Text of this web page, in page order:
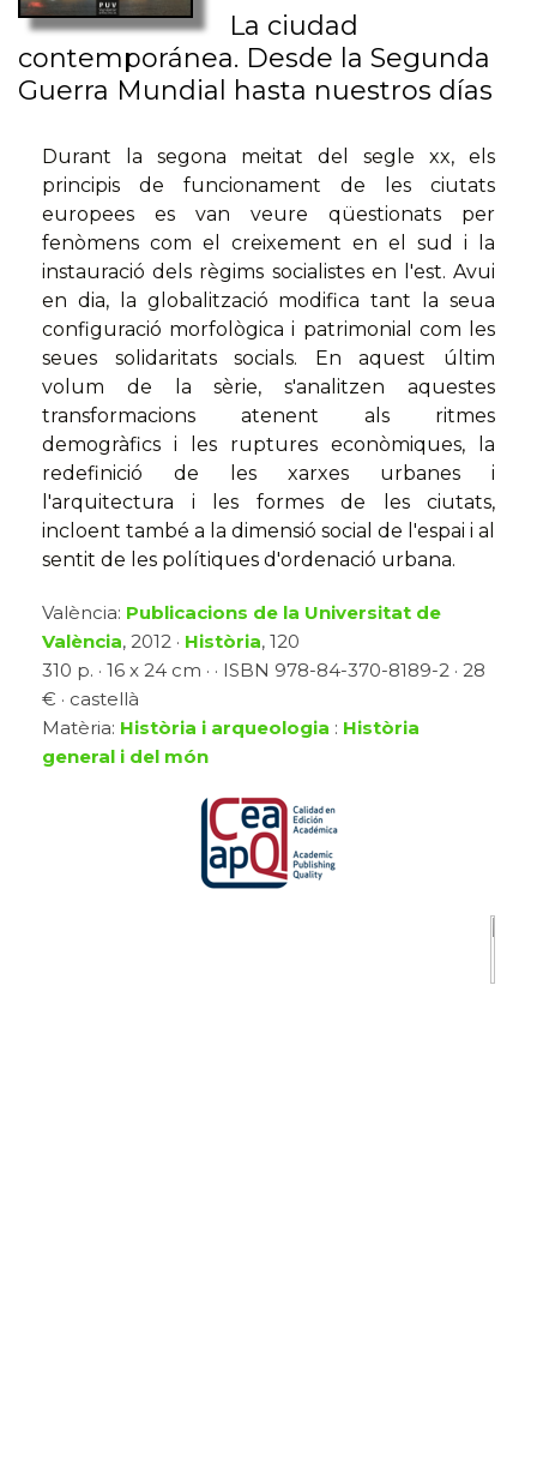
La ciudad
contemporánea. Desde la Segunda
Guerra Mundial hasta nuestros días
Durant la segona meitat del segle xx, els
principis de funcionament de les ciutats
europees es van veure qüestionats per
fenòmens com el creixement en el sud i la
instauració dels règims socialistes en l'est. Avui
en dia, la globalització modifica tant la seua
configuració morfològica i patrimonial com les
seues solidaritats socials. En aquest últim
volum de la sèrie, s'analitzen aquestes
transformacions atenent als ritmes
demogràfics i les ruptures econòmiques, la
redefinició de les xarxes urbanes i
l'arquitectura i les formes de les ciutats,
incloent també a la dimensió social de l'espai i al
sentit de les polítiques d'ordenació urbana.
València: Publicacions de la Universitat de
València, 2012 · Història, 120
310 p. · 16 x 24 cm · · ISBN 978-84-370-8189-2 · 28
€ · castellà
Matèria: Història i arqueologia : Història
general i del món